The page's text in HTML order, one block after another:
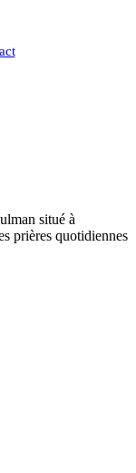
situé à
prières quotidiennes